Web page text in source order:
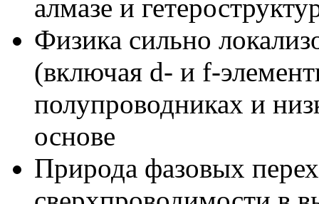
алмазе и
Физика сильно
(включая d- и f-
полупроводниках и
основе
Природа фазовых